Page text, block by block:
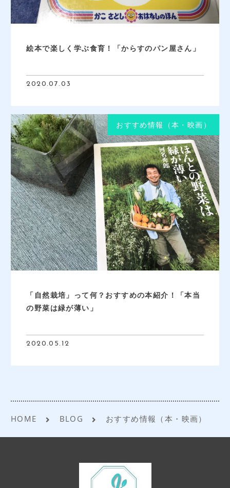
絵本で楽しく学ぶ食育！「からすのパン屋さん」
2020.07.03
おすすめ情報（本・映画）
「自然栽培」って何？おすすめの本紹介！「本当
の野菜は緑が薄い」
2020.05.12
HOME BLOG おすすめ情報（本・映画）